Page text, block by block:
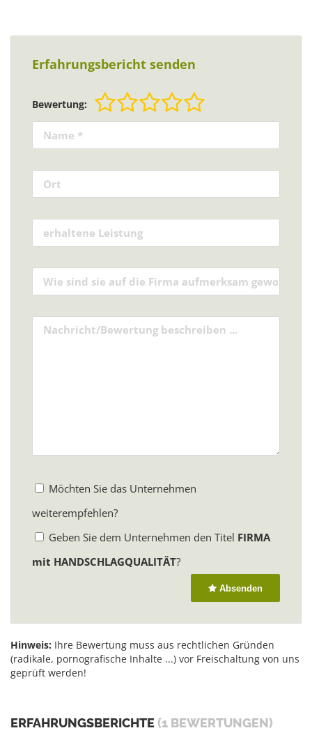
Erfahrungsbericht senden
Bewertung:
Möchten Sie das Unternehmen
weiterempfehlen?
Geben Sie dem Unternehmen den Titel FIRMA
mit HANDSCHLAGQUALITÄT?
Absenden
Hinweis: Ihre Bewertung muss aus rechtlichen Gründen
(radikale, pornografische Inhalte ...) vor Freischaltung von uns
geprüft werden!
ERFAHRUNGSBERICHTE(1 BEWERTUNGEN)